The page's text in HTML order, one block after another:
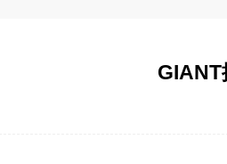
GIANT